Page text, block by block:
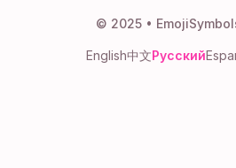
© 2025 •
English中文Русский